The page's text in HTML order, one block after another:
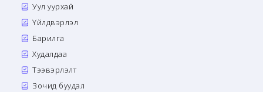
Уул уурхай
Үйлдвэрлэл
Барилга
Худалдаа
Тээвэрлэлт
Зочид буудал